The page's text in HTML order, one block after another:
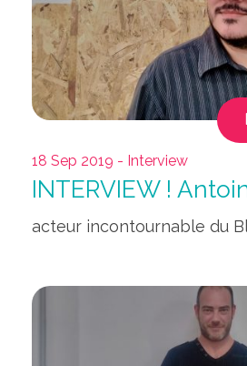
18 Sep 2019 - Interview
INTERVIEW !
acteur incontournable du